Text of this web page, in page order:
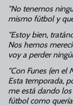
"No tenemos
mismo fútbol y
"Estoy bien,
Nos hemos
voy a perder
"Con Funes (en el
Esta temporada,
me está dando
fútbol como